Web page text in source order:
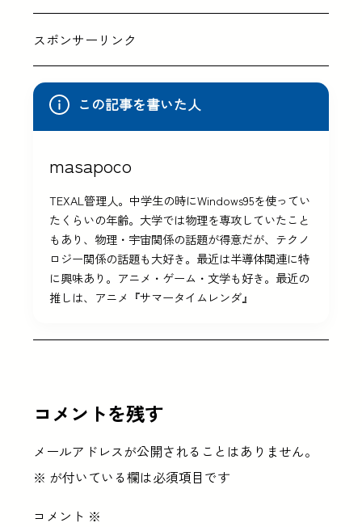
スポンサーリンク
この記事を書いた人
masapoco
TEXAL管理人。中学生の時にWindows95を使ってい
たくらいの年齢。大学では物理を専攻していたこと
もあり、物理・宇宙関係の話題が得意だが、テクノ
ロジー関係の話題も大好き。最近は半導体関連に特
に興味あり。アニメ・ゲーム・文学も好き。最近の
推しは、アニメ『サマータイムレンダ』
コメントを残す
メールアドレスが公開されることはありません。
※ が付いている欄は必須項目です
コメント ※